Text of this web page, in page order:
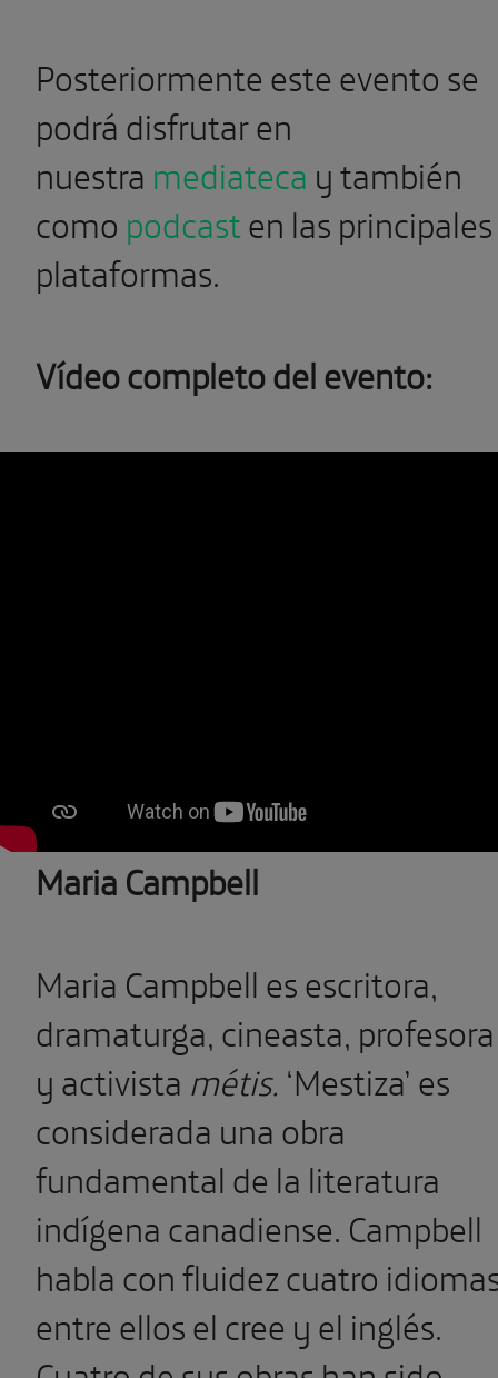
Posteriormente este evento se
podrá disfrutar en
nuestra mediateca y también
como podcasten las principales
plataformas.
Vídeo completo del evento:
Maria Campbell
Maria Campbell es escritora,
dramaturga, cineasta, profesora
y activista métis. ‘Mestiza’ es
considerada una obra
fundamental de la literatura
indígena canadiense. Campbell
habla con fluidez cuatro
entre ellos el cree y el inglés.